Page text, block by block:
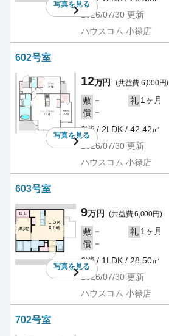
写真を見る
2026/07/30 更新
ハウスコム 小禄店
602号室
写真を見る
12万円 (共益費 6,000円)
敷 － 礼 1ヶ月
償 －
6階 / 2LDK / 42.42㎡
2026/07/30 更新
ハウスコム 小禄店
603号室
写真を見る
9万円 (共益費 6,000円)
敷 － 礼 1ヶ月
償 －
6階 / 1LDK / 28.50㎡
2026/07/30 更新
ハウスコム 小禄店
702号室